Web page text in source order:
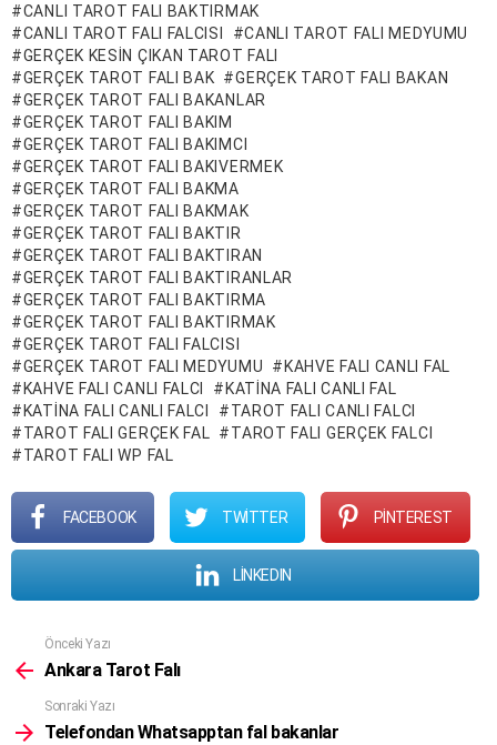
CANLI TAROT FALI BAKTIRMAK
CANLI TAROT FALI FALCISI
CANLI TAROT FALI MEDYUMU
GERÇEK KESIN ÇIKAN TAROT FALI
GERÇEK TAROT FALI BAK
GERÇEK TAROT FALI BAKAN
GERÇEK TAROT FALI BAKANLAR
GERÇEK TAROT FALI BAKIM
GERÇEK TAROT FALI BAKIMCI
GERÇEK TAROT FALI BAKIVERMEK
GERÇEK TAROT FALI BAKMA
GERÇEK TAROT FALI BAKMAK
GERÇEK TAROT FALI BAKTIR
GERÇEK TAROT FALI BAKTIRAN
GERÇEK TAROT FALI BAKTIRANLAR
GERÇEK TAROT FALI BAKTIRMA
GERÇEK TAROT FALI BAKTIRMAK
GERÇEK TAROT FALI FALCISI
GERÇEK TAROT FALI MEDYUMU
KAHVE FALI CANLI FAL
KAHVE FALI CANLI FALCI
KATINA FALI CANLI FAL
KATINA FALI CANLI FALCI
TAROT FALI CANLI FALCI
TAROT FALI GERÇEK FAL
TAROT FALI GERÇEK FALCI
TAROT FALI WP FAL
FACEBOOK TWITTER PINTEREST
LINKEDIN
Daha
fazla
Önceki Yazı
Ankara Tarot Falı
Sonraki Yazı
Telefondan Whatsapptan fal bakanlar